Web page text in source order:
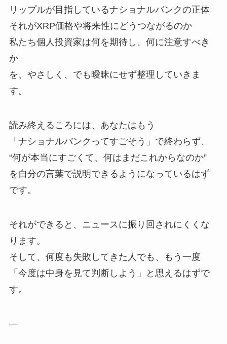
リップルが目指しているナショナルバンクの正体
それがXRP価格や将来性にどうつながるのか
私たち個人投資家は何を期待し、何に注意すべき
か
を、やさしく、でも曖昧にせず整理していきま
す。
読み終えるころには、あなたはもう
「ナショナルバンクってすごそう」で終わらず、
“何が本当にすごくて、何はまだこれからなのか”
を自分の言葉で説明できるようになっているはず
です。
それができると、ニュースに振り回されにくくな
ります。
そして、何度も失敗してきた人でも、もう一度
「今度は中身を見て判断しよう」と思えるはずで
す。
—